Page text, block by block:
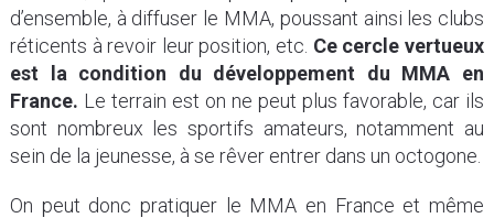
d’ensemble, à diffuser le MMA, poussant ainsi les clubs
réticents à revoir leur position, etc. Ce cercle vertueux
est la condition du développement du MMA en
France. Le terrain est on ne peut plus favorable, car ils
sont nombreux les sportifs amateurs, notamment au
sein de la jeunesse, à se rêver entrer dans un octogone.
On peut donc pratiquer le MMA en France et même